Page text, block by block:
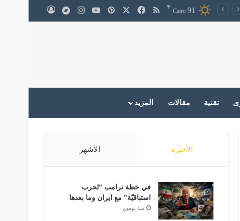
Cairo 91
℉ ملخص الموقع RSS
فيسبوك بينتيريست‫YouTubeانستقرامmedium
تقنية مقالات المزيد
الأخيرة الأشهر
في خطة ترامب “لحرب
استباقيّة” مع ايران وما بعدها
منذ يومين